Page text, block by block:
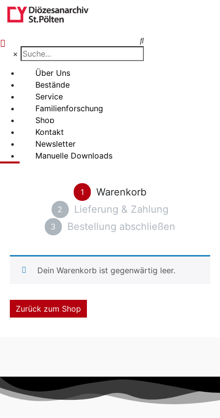
×
Über Uns
Bestände
Service
Familienforschung
Shop
Kontakt
Newsletter
Manuelle Downloads
1 Warenkorb
2 Lieferung & Zahlung
3 Bestellung abschließen
Dein Warenkorb ist gegenwärtig leer.
Zurück zum Shop